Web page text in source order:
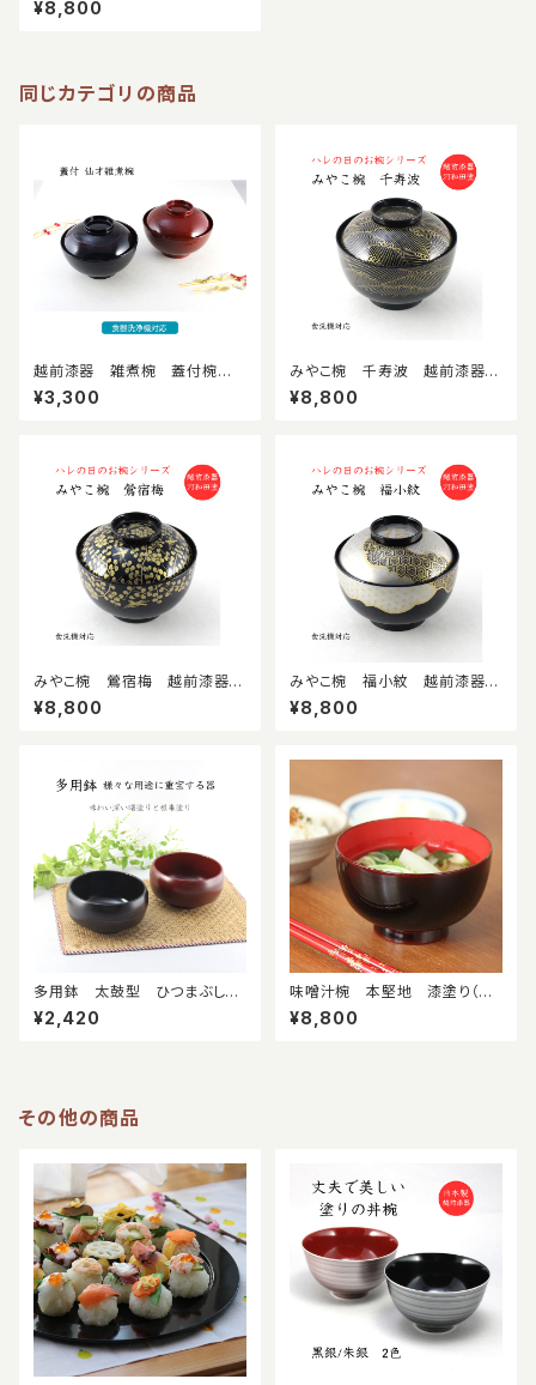
石椀 ハレの日 祝い椀 越前
¥8,800
同じカテゴリの商品
越前漆器 雑煮椀 蓋付椀
食洗機対応 お正月 樹脂
製
¥3,300
みやこ椀 千寿波 越前漆器
蓋付吸物椀 食洗機対応 伝
統文様柄 料亭 旅館 懐石
¥8,800
みやこ椀 鶯宿梅 越前漆器
蓋付吸物椀 食洗機対応 伝
統文様柄 料亭 旅館 懐石
¥8,800
みやこ椀 福小紋 越前漆器
蓋付吸物椀 食洗機対応 伝
統文様柄 料亭 旅館 懐石
¥8,800
多用鉢 太鼓型 ひつまぶし
麺鉢 丼鉢 曙塗り 根来塗
り 日本製 漆器 うどん鉢
¥2,420
味噌汁椀 本堅地 漆塗り（ミ
ズメザクラ）
¥8,800
その他の商品